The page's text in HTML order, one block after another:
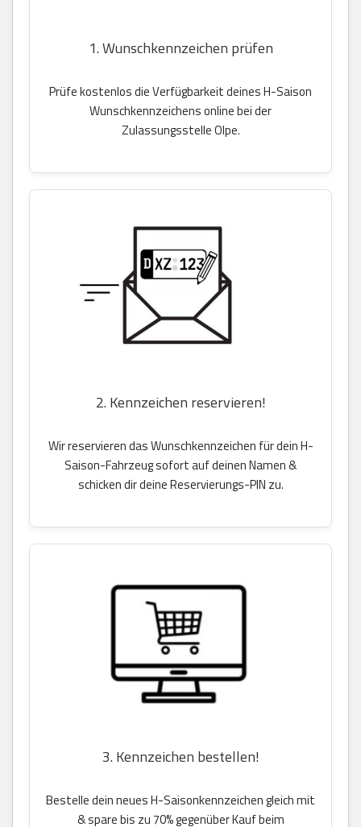
1. Wunschkennzeichen prüfen
Prüfe kostenlos die Verfügbarkeit deines H-Saison
Wunschkennzeichens online bei der
Zulassungsstelle Olpe.
2. Kennzeichen reservieren!
Wir reservieren das Wunschkennzeichen für dein H-
Saison-Fahrzeug sofort auf deinen Namen &
schicken dir deine Reservierungs-PIN zu.
3. Kennzeichen bestellen!
Bestelle dein neues H-Saisonkennzeichen gleich mit
& spare bis zu 70% gegenüber Kauf beim